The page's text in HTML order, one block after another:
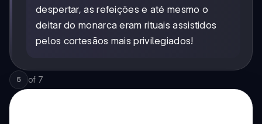
despertar, as refeições e até mesmo o
deitar do monarca eram rituais assistidos
pelos cortesãos mais privilegiados!
5 of 7